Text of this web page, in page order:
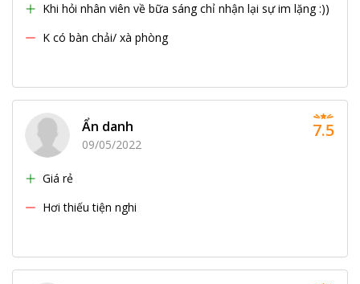
Khi hỏi nhân viên về bữa sáng chỉ nhận lại sự im lặng :))
K có bàn chải/ xà phòng
Ẩn danh
09/05/2022
Giá rẻ
Hơi thiếu tiện nghi
7.5